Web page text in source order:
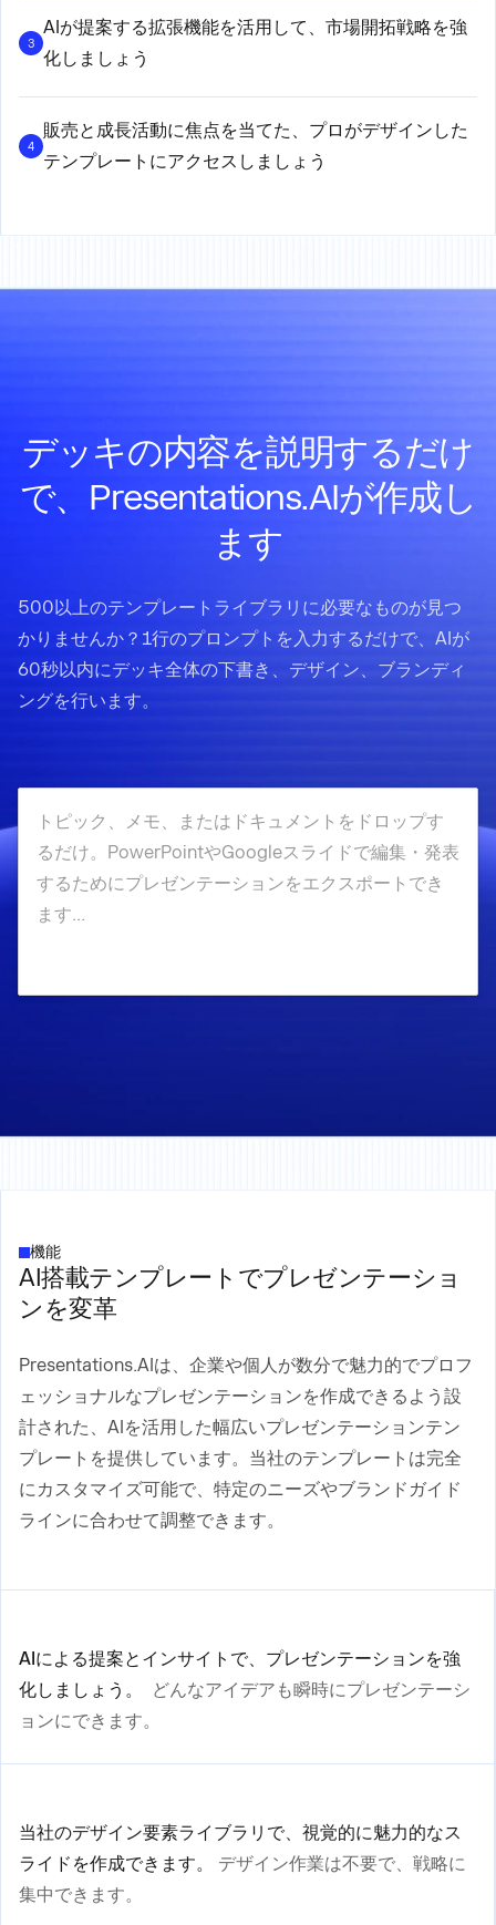
3
AIが提案する拡張機能を活用して、市場開拓戦略を強
化しましょう
4
販売と成長活動に焦点を当てた、プロがデザインした
テンプレートにアクセスしましょう
デッキの内容を説明するだけ
で、Presentations.AIが作成し
ます
500以上のテンプレートライブラリに必要なものが見つ
かりませんか？1行のプロンプトを入力するだけで、AIが
60秒以内にデッキ全体の下書き、デザイン、ブランディ
ングを行います。
機能
AI搭載テンプレートでプレゼンテーショ
ンを変革
Presentations.AIは、企業や個人が数分で魅力的でプロフ
ェッショナルなプレゼンテーションを作成できるよう設
計された、AIを活用した幅広いプレゼンテーションテン
プレートを提供しています。当社のテンプレートは完全
にカスタマイズ可能で、特定のニーズやブランドガイド
ラインに合わせて調整できます。
AIによる提案とインサイトで、プレゼンテーションを強
化しましょう。
どんなアイデアも瞬時にプレゼンテーシ
ョンにできます。
当社のデザイン要素ライブラリで、視覚的に魅力的なス
ライドを作成できます。
デザイン作業は不要で、戦略に
集中できます。